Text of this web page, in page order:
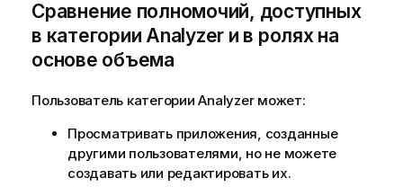
Сравнение полномочий, доступных
в категории Analyzer и в ролях на
основе объема
Пользователь категории Analyzer может:
Просматривать приложения, созданные
другими пользователями, но не можете
создавать или редактировать их.